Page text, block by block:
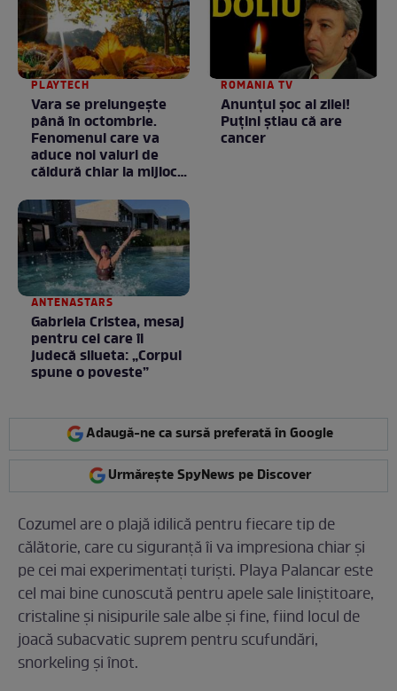
PLAYTECH
Vara se prelungeşte
până în octombrie.
Fenomenul care va
aduce noi valuri de
căldură chiar la mijlocul
ROMANIA TV
Anunţul şoc al zilei!
Puţini ştiau că are
cancer
ANTENASTARS
Gabriela Cristea, mesaj
pentru cei care îi
judecă silueta: „Corpul
spune o poveste”
Adaugă-ne ca sursă preferată în Google
Urmărește SpyNews pe Discover
Cozumel are o plajă idilică pentru fiecare tip de
călătorie, care cu siguranță îi va impresiona chiar și
pe cei mai experimentați turiști. Playa Palancar este
cel mai bine cunoscută pentru apele sale liniștitoare,
cristaline și nisipurile sale albe și fine, fiind locul de
joacă subacvatic suprem pentru scufundări,
snorkeling și înot.